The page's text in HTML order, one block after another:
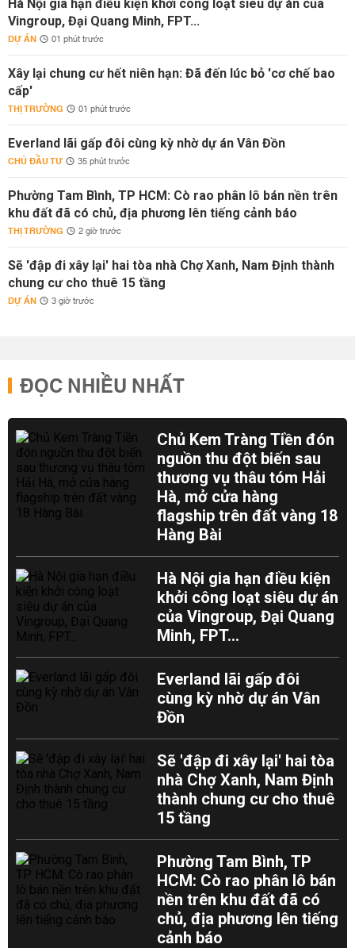
Hà Nội gia hạn điều kiện khởi công loạt siêu dự án của
Vingroup, Đại Quang Minh, FPT...
DỰ ÁN 01 phút trước
Xây lại chung cư hết niên hạn: Đã đến lúc bỏ 'cơ chế bao
cấp'
THỊ TRƯỜNG 01 phút trước
Everland lãi gấp đôi cùng kỳ nhờ dự án Vân Đồn
CHỦ ĐẦU TƯ 35 phút trước
Phường Tam Bình, TP HCM: Cò rao phân lô bán nền trên
khu đất đã có chủ, địa phương lên tiếng cảnh báo
THỊ TRƯỜNG 2 giờ trước
Sẽ 'đập đi xây lại' hai tòa nhà Chợ Xanh, Nam Định thành
chung cư cho thuê 15 tầng
DỰ ÁN 3 giờ trước
ĐỌC NHIỀU NHẤT
Chủ Kem Tràng Tiền đón
nguồn thu đột biến sau
thương vụ thâu tóm Hải
Hà, mở cửa hàng
flagship trên đất vàng 18
Hàng Bài
Hà Nội gia hạn điều kiện
khởi công loạt siêu dự án
của Vingroup, Đại Quang
Minh, FPT...
Everland lãi gấp đôi
cùng kỳ nhờ dự án Vân
Đồn
Sẽ 'đập đi xây lại' hai tòa
nhà Chợ Xanh, Nam Định
thành chung cư cho thuê
15 tầng
Phường Tam Bình, TP
HCM: Cò rao phân lô bán
nền trên khu đất đã có
chủ, địa phương lên tiếng
cảnh báo